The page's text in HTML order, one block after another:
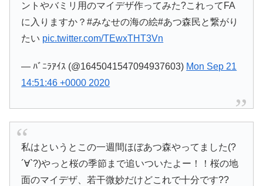
ントやバミリ用のマイデザ作ってみた?これってFA
に入りますか？#みなせの海の絵#あつ森民と繋がり
たい pic.twitter.com/TEwxTHT3Vn
— ﾊﾞﾆﾗｱｲｽ (@1645041547094937603) Mon Sep 21
14:51:46 +0000 2020
私はというとこの一週間ほぼあつ森やってました(?
´∀`?)やっと桜の季節まで追いついたよー！！桜の地
面のマイデザ、若干微妙だけどこれで十分です??